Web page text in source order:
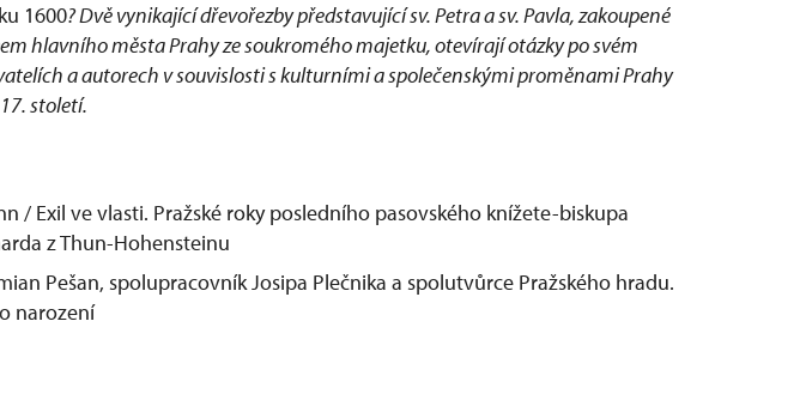
1600? Dvě vynikající dřevořezby představující sv. Petra a sv. Pavla, zakoupené
hlavního města Prahy ze soukromého majetku, otevírají otázky po svém
a autorech v souvislosti s kulturními a společenskými proměnami Prahy
století.
/ Exil ve vlasti. Pražské roky posledního pasovského knížete-biskupa
z Thun-Hohensteinu
Pešan, spolupracovník Josipa Plečnika a spolutvůrce Pražského hradu.
narození